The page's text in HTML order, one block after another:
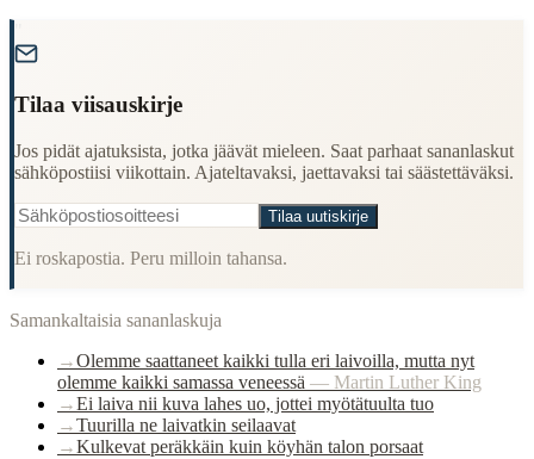
Tilaa viisauskirje
Jos pidät ajatuksista, jotka jäävät mieleen. Saat parhaat sananlaskut
sähköpostiisi viikottain. Ajateltavaksi, jaettavaksi tai säästettäväksi.
Tilaa uutiskirje
Ei roskapostia. Peru milloin tahansa.
Samankaltaisia sananlaskuja
→Olemme saattaneet kaikki tulla eri laivoilla, mutta nyt
olemme kaikki samassa veneessä — Martin Luther King
→Ei laiva nii kuva lahes uo, jottei myötätuulta tuo
→Tuurilla ne laivatkin seilaavat
→Kulkevat peräkkäin kuin köyhän talon porsaat